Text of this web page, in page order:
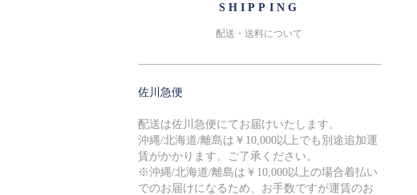
SHIPPING
配送・送料について
佐川急便
配送は佐川急便にてお届けいたします。
沖縄/北海道/離島は￥10,000以上でも別途追加運
賃がかかります。ご了承ください。
※沖縄/北海道/離島は￥10,000以上の場合着払い
でのお届けになるため、お手数ですが運賃のお